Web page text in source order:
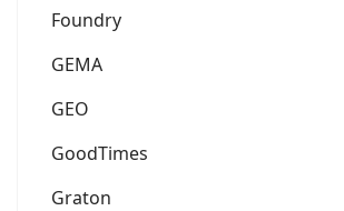
Foundry
GEMA
GEO
GoodTimes
Graton